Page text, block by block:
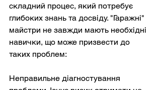
складний процес, який потребує
глибоких знань та досвіду. "Гаражні"
майстри не завжди мають необхідні
навички, що може призвести до
таких проблем:
Неправильне діагностування